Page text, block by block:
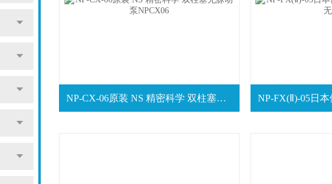
NP-CX-06原装 NS 精密科学 双柱塞无脉动泵NPCX06